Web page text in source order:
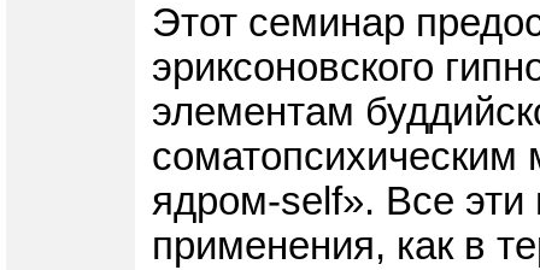
Этот семинар
эриксоновского
элементам
соматопсихическим
ядром-self». Все эти
применения, как в